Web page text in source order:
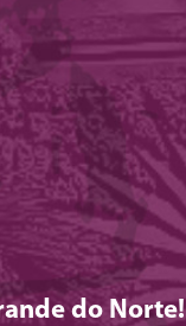
do Norte!